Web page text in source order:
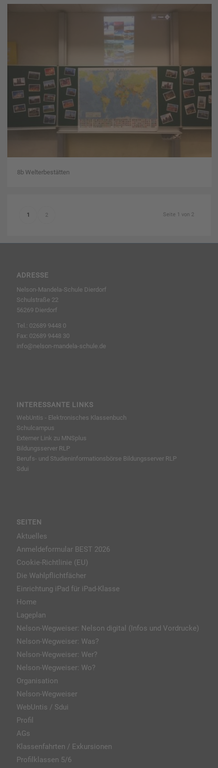
8b Welterbestätten
Seite 1 von 2
1 2
ADRESSE
Nelson-Mandela-Schule Dierdorf
Schulstraße 22
56269 Dierdorf
Tel.: 02689 9448 0
Fax: 02689 9448 30
info@nelson-mandela-schule.de
INTERESSANTE LINKS
WebUntis - Elektronisches Klassenbuch
Schulcampus
Externer Link zu MNSplus
Bildungsserver RLP
Berufs- und Studieninformationsbörse Bildungsserver RLP
Sdui
SEITEN
Aktuelles
Anmeldeformular BEST 2026
Cookie-Richtlinie (EU)
Die Wahlpflichtfächer
Einrichtung iPad für iPad-Klasse
Home
Lageplan
Nelson-Wegweiser: Nelson digital (Infos und Vordrucke)
Nelson-Wegweiser: Was?
Nelson-Wegweiser: Wer?
Nelson-Wegweiser: Wo?
Organisation
Nelson-Wegweiser
WebUntis / Sdui
Profil
AGs
Klassenfahrten / Exkursionen
Profilklassen 5/6